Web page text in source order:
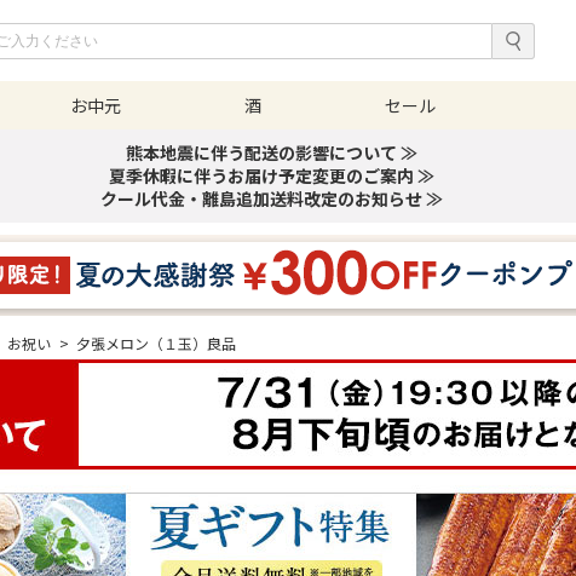
お中元 酒
セール
熊本地震に伴う配送の影響について ≫
夏季休暇に伴うお届け予定変更のご案内 ≫
クール代金・離島追加送料改定のお知らせ ≫
お祝い > 夕張メロン（１玉）良品